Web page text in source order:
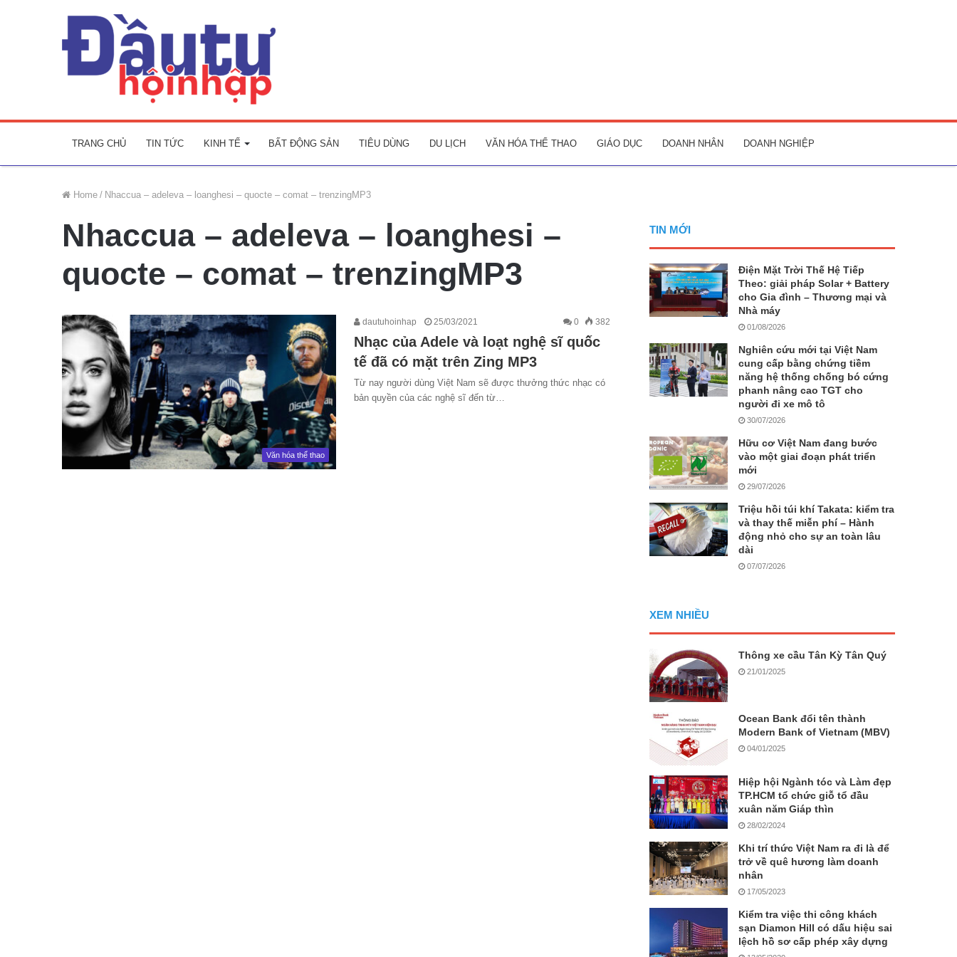
TRANG CHỦ TIN TỨC KINH TẾ BẤT ĐỘNG SẢN TIÊU DÙNG DU LỊCH VĂN HÓA THỂ THAO GIÁO DỤC DOANH NHÂN DOANH NGHIỆP
Home / Nhaccua – adeleva – loanghesi – quocte – comat – trenzingMP3
Nhaccua – adeleva – loanghesi –
quocte – comat – trenzingMP3
Văn hóa thể thao
dautuhoinhap 25/03/2021 0 382
Nhạc của Adele và loạt nghệ sĩ quốc
tế đã có mặt trên Zing MP3
Từ nay người dùng Việt Nam sẽ được thưởng thức nhạc có
bản quyền của các nghệ sĩ đến từ…
TIN MỚI
Điện Mặt Trời Thế Hệ Tiếp
Theo: giải pháp Solar + Battery
cho Gia đình – Thương mại và
Nhà máy
01/08/2026
Nghiên cứu mới tại Việt Nam
cung cấp bằng chứng tiềm
năng hệ thống chống bó cứng
phanh nâng cao TGT cho
người đi xe mô tô
30/07/2026
Hữu cơ Việt Nam đang bước
vào một giai đoạn phát triển
mới
29/07/2026
Triệu hồi túi khí Takata: kiểm tra
và thay thế miễn phí – Hành
động nhỏ cho sự an toàn lâu
dài
07/07/2026
XEM NHIỀU
Thông xe cầu Tân Kỳ Tân Quý
21/01/2025
Ocean Bank đổi tên thành
Modern Bank of Vietnam (MBV)
04/01/2025
Hiệp hội Ngành tóc và Làm đẹp
TP.HCM tổ chức giỗ tổ đầu
xuân năm Giáp thìn
28/02/2024
Khi trí thức Việt Nam ra đi là để
trở về quê hương làm doanh
nhân
17/05/2023
Kiểm tra việc thi công khách
sạn Diamon Hill có dấu hiệu sai
lệch hồ sơ cấp phép xây dựng